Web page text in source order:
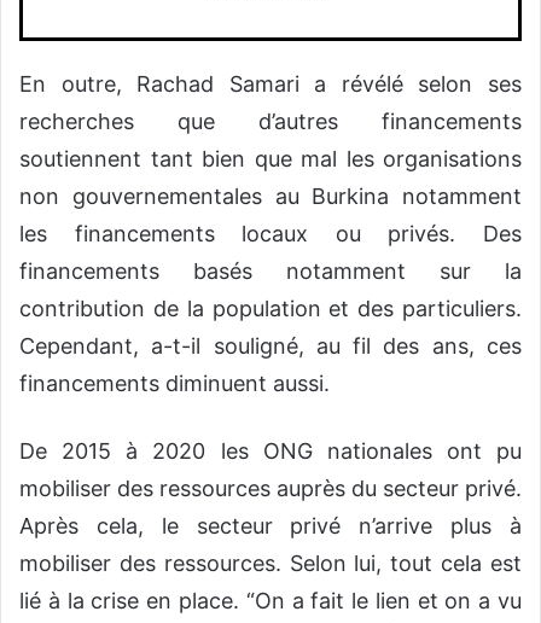
En outre, Rachad Samari a révélé selon ses
recherches que d’autres financements
soutiennent tant bien que mal les organisations
non gouvernementales au Burkina notamment
les financements locaux ou privés. Des
financements basés notamment sur la
contribution de la population et des particuliers.
Cependant, a-t-il souligné, au fil des ans, ces
financements diminuent aussi.
De 2015 à 2020 les ONG nationales ont pu
mobiliser des ressources auprès du secteur privé.
Après cela, le secteur privé n’arrive plus à
mobiliser des ressources. Selon lui, tout cela est
lié à la crise en place. “On a fait le lien et on a vu